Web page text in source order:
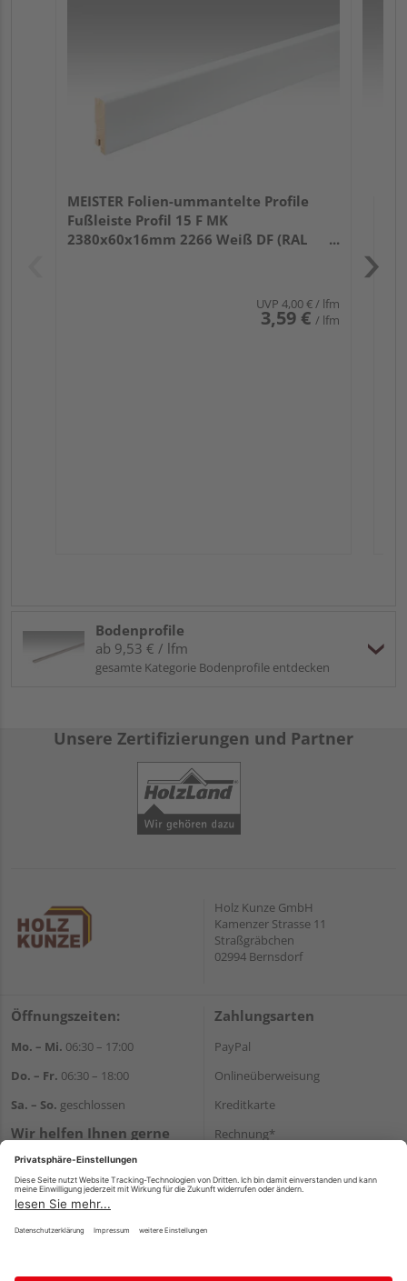
MEISTER Folien-ummantelte Profile
Fußleiste Profil 15 F MK
2380x60x16mm 2266 Weiß DF (RAL
UVP 4,00 €/ lfm
3,59 € / lfm
Bodenprofile
ab 9,53 € / lfm
gesamte Kategorie Bodenprofile entdecken
Unsere Zertifizierungen und Partner
Holz Kunze GmbH
Kamenzer Strasse 11
Straßgräbchen
02994 Bernsdorf
Öffnungszeiten:
Mo. – Mi. 06:30 – 17:00
Do. – Fr. 06:30 – 18:00
Sa. – So. geschlossen
Wir helfen Ihnen gerne
weiter
+49 35723 23123
E-Mail:info@holz-kunze.de
Zahlungsarten
PayPal
Onlineüberweisung
Kreditkarte
Rechnung*
Versand
Impressum AGB Widerruf Datenschutz